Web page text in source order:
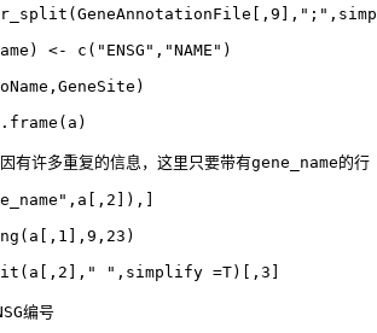
<- c("ENSG","NAME")
有许多重复的信息，这里只要带有gene_name的行
",simplify =T)[,3]
编号